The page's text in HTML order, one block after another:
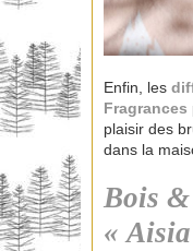
Enfin, les
Fragrances
plaisir des
dans la
Bois
«